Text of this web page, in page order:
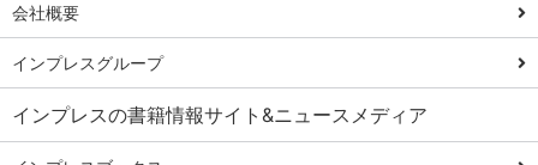
AI議事録作成術
Windows 11
Q&A
Teams踏み込み
活用術
会社概要
インプレスグループ
インプレスの書籍情報サイト&ニュースメディア